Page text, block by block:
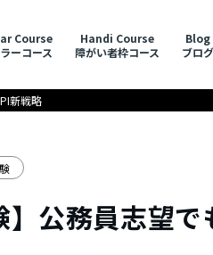
Course
ーコース
Handi Course
障がい者枠コース
Blog
ブログ
新戦略
】公務員志望